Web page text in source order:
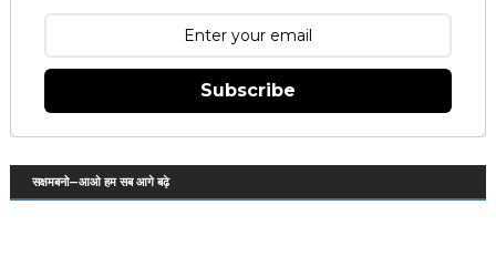
Subscribe
सक्षमबनो—आओ हम सब आगे बढ़े